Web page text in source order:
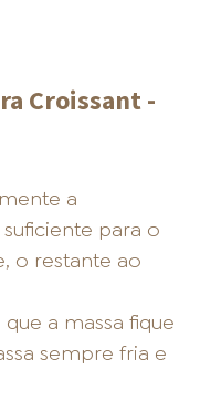
Croissant -
a
para o
o restante ao
a massa fique
sempre fria e